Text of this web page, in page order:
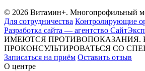
© 2026 Витамин+. Многопрофильный
Для сотрудничества Контролирующие
Разработка сайта — агентство
ИМЕЮТСЯ ПРОТИВОПОКАЗАНИЯ.
ПРОКОНСУЛЬТИРОВАТЬСЯ СО
Записаться на приём Оставить отзыв
О центре